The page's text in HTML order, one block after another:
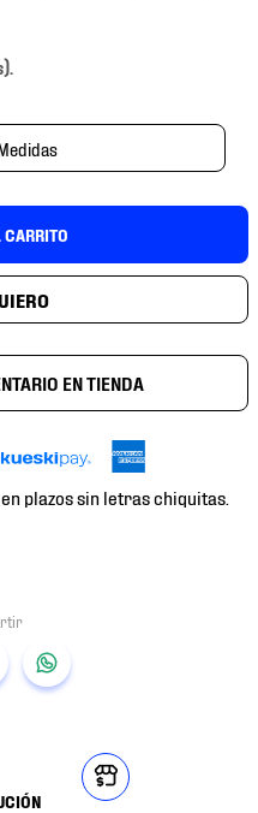
CARRITO
EN TIENDA